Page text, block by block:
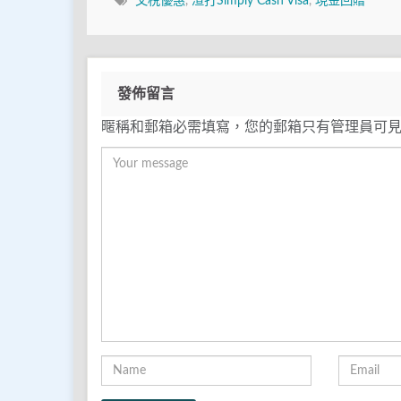
發佈留言
暱稱和郵箱必需填寫，您的郵箱只有管理員可